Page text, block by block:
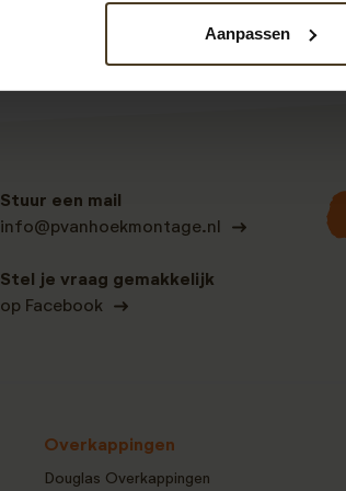
Aanpassen
Stuur een mail
info@pvanhoekmontage.nl
Stel je vraag gemakkelijk
op Facebook
Overkappingen
Douglas Overkappingen